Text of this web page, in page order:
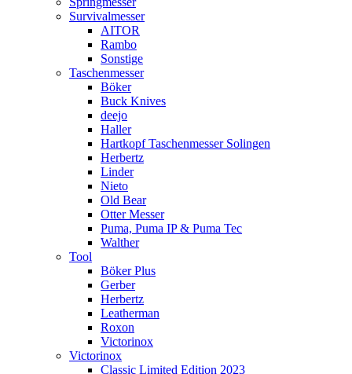
Survivalmesser
AITOR
Rambo
Sonstige
Taschenmesser
Böker
Buck Knives
deejo
Haller
Hartkopf Taschenmesser Solingen
Herbertz
Linder
Nieto
Old Bear
Otter Messer
Puma, Puma IP & Puma Tec
Walther
Tool
Böker Plus
Gerber
Herbertz
Leatherman
Roxon
Victorinox
Victorinox
Classic Limited Edition 2023